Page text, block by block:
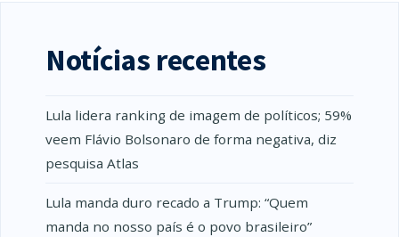
Notícias recentes
Lula lidera ranking de imagem de políticos; 59%
veem Flávio Bolsonaro de forma negativa, diz
pesquisa Atlas
Lula manda duro recado a Trump: “Quem
manda no nosso país é o povo brasileiro”